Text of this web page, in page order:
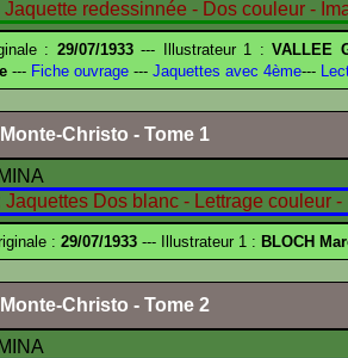
: 29/07/1933--- Illustrateur 1 :VALLEE
--- Fiche ouvrage --- Jaquettes avec 4ème---
Christo - Tome 1
: 29/07/1933 --- Illustrateur 1 : BLOCH
Christo - Tome 2